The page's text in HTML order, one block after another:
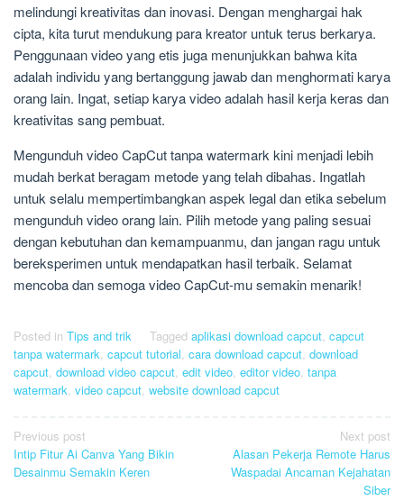
melindungi kreativitas dan inovasi. Dengan menghargai hak
cipta, kita turut mendukung para kreator untuk terus berkarya.
Penggunaan video yang etis juga menunjukkan bahwa kita
adalah individu yang bertanggung jawab dan menghormati karya
orang lain. Ingat, setiap karya video adalah hasil kerja keras dan
kreativitas sang pembuat.
Mengunduh video CapCut tanpa watermark kini menjadi lebih
mudah berkat beragam metode yang telah dibahas. Ingatlah
untuk selalu mempertimbangkan aspek legal dan etika sebelum
mengunduh video orang lain. Pilih metode yang paling sesuai
dengan kebutuhan dan kemampuanmu, dan jangan ragu untuk
bereksperimen untuk mendapatkan hasil terbaik. Selamat
mencoba dan semoga video CapCut-mu semakin menarik!
Posted in Tips and trik Tagged aplikasi download capcut capcut
tanpa watermark capcut tutorial cara download capcut download
capcut download video capcut edit video editor video tanpa
watermark video capcut website download capcut
Post
navigation
Previous post
Intip Fitur Ai Canva Yang Bikin
Desainmu Semakin Keren
Next post
Alasan Pekerja Remote Harus
Waspadai Ancaman Kejahatan
Siber